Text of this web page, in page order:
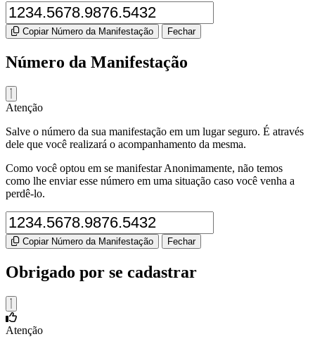
Copiar Número da Manifestação Fechar
Número da Manifestação
Atenção
Salve o número da sua manifestação em um lugar seguro. É através
dele que você realizará o acompanhamento da mesma.
Como você optou em se manifestar Anonimamente, não temos
como lhe enviar esse número em uma situação caso você venha a
perdê-lo.
Copiar Número da Manifestação Fechar
Obrigado por se cadastrar
Atenção